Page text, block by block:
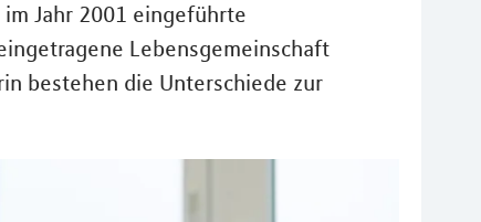
Jahr 2001 eingeführte
Lebensgemeinschaft
bestehen die Unterschiede zur